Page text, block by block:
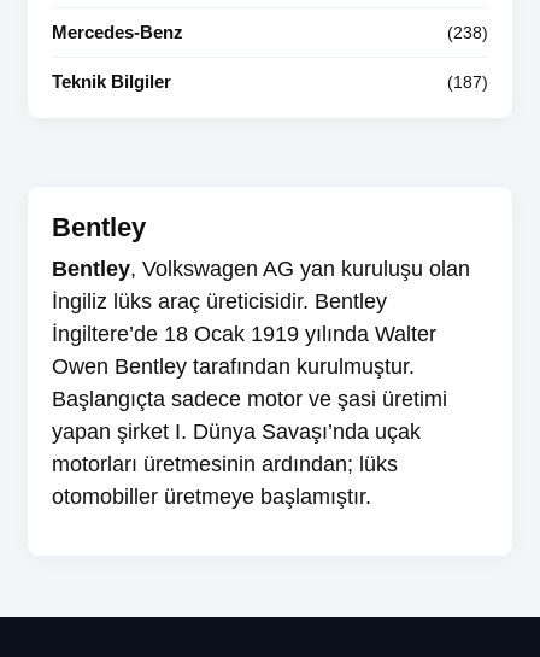
Mercedes-Benz (238)
Teknik Bilgiler (187)
Bentley
Bentley, Volkswagen AG yan kuruluşu olan
İngiliz lüks araç üreticisidir. Bentley
İngiltere’de 18 Ocak 1919 yılında Walter
Owen Bentley tarafından kurulmuştur.
Başlangıçta sadece motor ve şasi üretimi
yapan şirket I. Dünya Savaşı’nda uçak
motorları üretmesinin ardından; lüks
otomobiller üretmeye başlamıştır.